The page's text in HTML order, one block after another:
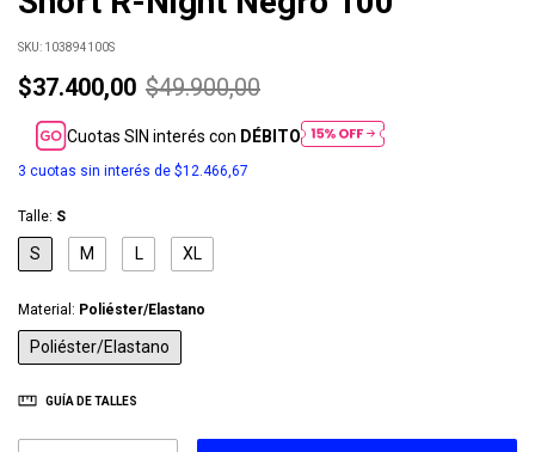
SKU: 103894100S
$37.400,00 $49.900,00
Cuotas SIN interés con DÉBITO
3 cuotas sin interés de $12.466,67
Talle: S
S M L XL
Material: Poliéster/Elastano
Poliéster/Elastano
GUÍA DE TALLES